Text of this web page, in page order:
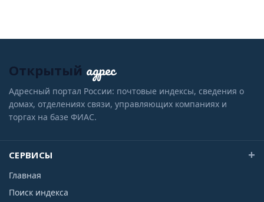
Открытый адрес
Адресный портал России: почтовые индексы, сведения о
домах, отделениях связи, управляющих компаниях и
торгах на базе ФИАС.
СЕРВИСЫ
Главная
Поиск индекса